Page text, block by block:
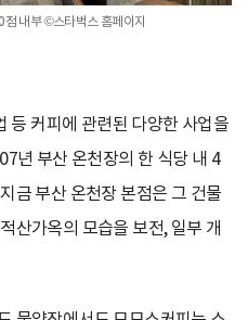
내부 ©스타벅스 홈페이지
등 커피에 관련된 다양한 사업을
년 부산 온천장의 한 식당 내 4
금 부산 온천장 본점은 그 건물
산가옥의 모습을 보전, 일부 개